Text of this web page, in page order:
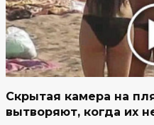
Скрытая камера на
вытворяют, когда их